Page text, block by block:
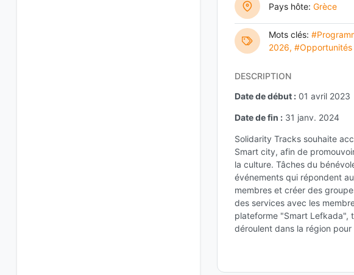
Pays hôte: Grèce
Mots clés:
2026,
DESCRIPTION
Date de début : 01 avril 2023
Date de fin : 31 janv. 2024
Solidarity Tracks souhaite
Smart city, afin de
la culture. Tâches du
événements qui répondent
membres et créer des
des services avec les
plateforme "Smart Lefkada",
déroulent dans la région